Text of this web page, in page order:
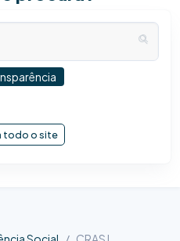
todo o site